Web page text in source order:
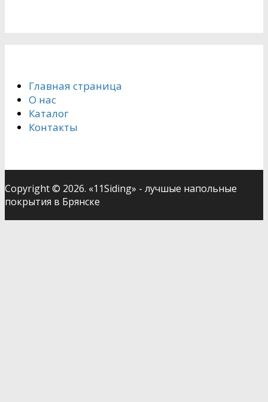
Главная страница
О нас
Каталог
Контакты
Copyright © 2026. «11Siding» - лучшые напольные
покрытия в Брянске